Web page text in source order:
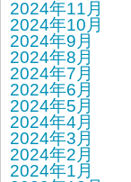
2024年11月
2024年10月
2024年9月
2024年8月
2024年7月
2024年6月
2024年5月
2024年4月
2024年3月
2024年2月
2024年1月